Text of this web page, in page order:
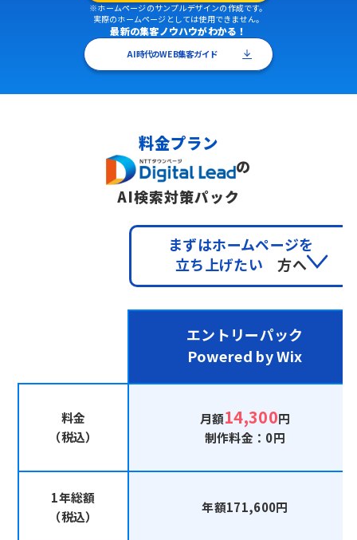
※ホームページのサンプルデザインの作成です。
実際のホームページとしては使用できません。
最新の集客ノウハウがわかる！
AI時代のWEB集客ガイド
料金プラン
の
AI検索対策パック
まずはホームページを
立ち上げたい 方へ
エントリーパック
Powered by Wix
料金
（税込）
月額14,300円
制作料金：0円
1年総額
（税込）
年額171,600円